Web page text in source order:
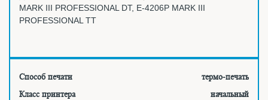
MARK III PROFESSIONAL DT, E-4206P MARK III
PROFESSIONAL TT
Способ печати
термо-печать
Класс принтера
начальный